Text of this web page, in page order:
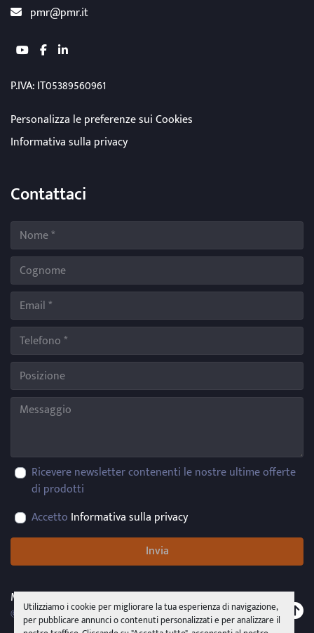
Utilizziamo i cookie per migliorare la tua esperienza di navigazione,
per pubblicare annunci o contenuti personalizzati e per analizzare il
pmr@pmr.it
youtubefacebooklinkedin
P.IVA: IT05389560961
Personalizza le preferenze sui Cookies
Informativa sulla privacy
Contattaci
Ricevere newsletter contenenti le nostre ultime offerte
di prodotti
Accetto Informativa sulla privacy
Invia
Machinio Systemsito web diMachinio
© CopyrightPMR System Group s.r.l.s.u.2026